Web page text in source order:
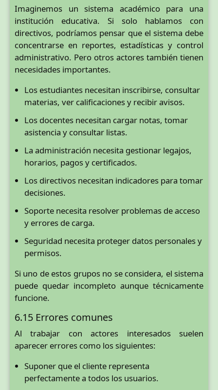
Imaginemos un sistema académico para una
institución educativa. Si solo hablamos con
directivos, podríamos pensar que el sistema debe
concentrarse en reportes, estadísticas y control
administrativo. Pero otros actores también tienen
necesidades importantes.
Los estudiantes necesitan inscribirse, consultar
materias, ver calificaciones y recibir avisos.
Los docentes necesitan cargar notas, tomar
asistencia y consultar listas.
La administración necesita gestionar legajos,
horarios, pagos y certificados.
Los directivos necesitan indicadores para tomar
decisiones.
Soporte necesita resolver problemas de acceso
y errores de carga.
Seguridad necesita proteger datos personales y
permisos.
Si uno de estos grupos no se considera, el sistema
puede quedar incompleto aunque técnicamente
funcione.
6.15 Errores comunes
Al trabajar con actores interesados suelen
aparecer errores como los siguientes:
Suponer que el cliente representa
perfectamente a todos los usuarios.